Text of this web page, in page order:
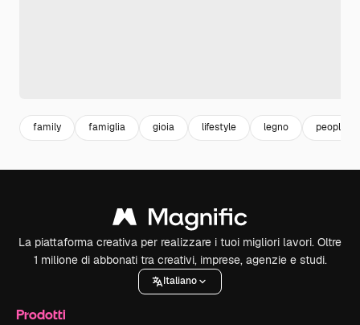
family famiglia gioia lifestyle legno people
La piattaforma creativa per realizzare i tuoi migliori lavori. Oltre
1 milione di abbonati tra creativi, imprese, agenzie e studi.
Italiano
Prodotti